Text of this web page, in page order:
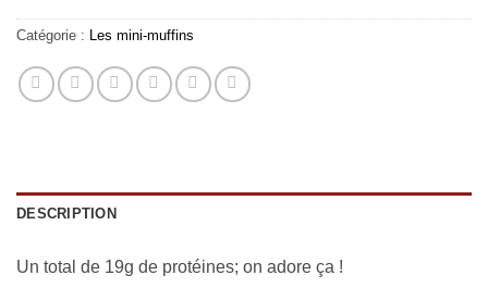
Catégorie : Les mini-muffins
DESCRIPTION
Un total de 19g de protéines; on adore ça !